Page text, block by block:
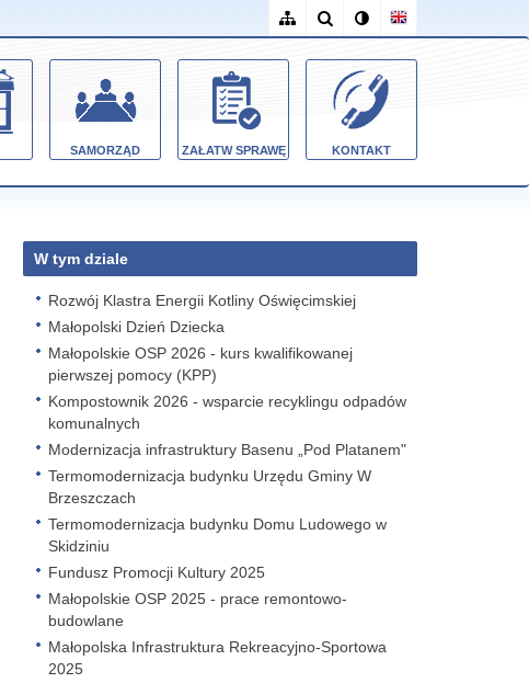
SAMORZĄD ZAŁATW SPRAWĘ KONTAKT
W tym dziale
Rozwój Klastra Energii Kotliny Oświęcimskiej
Małopolski Dzień Dziecka
Małopolskie OSP 2026 - kurs kwalifikowanej
pierwszej pomocy (KPP)
Kompostownik 2026 - wsparcie recyklingu odpadów
komunalnych
Modernizacja infrastruktury Basenu „Pod Platanem"
Termomodernizacja budynku Urzędu Gminy W
Brzeszczach
Termomodernizacja budynku Domu Ludowego w
Skidziniu
Fundusz Promocji Kultury 2025
Małopolskie OSP 2025 - prace remontowo-
budowlane
Małopolska Infrastruktura Rekreacyjno-Sportowa
2025